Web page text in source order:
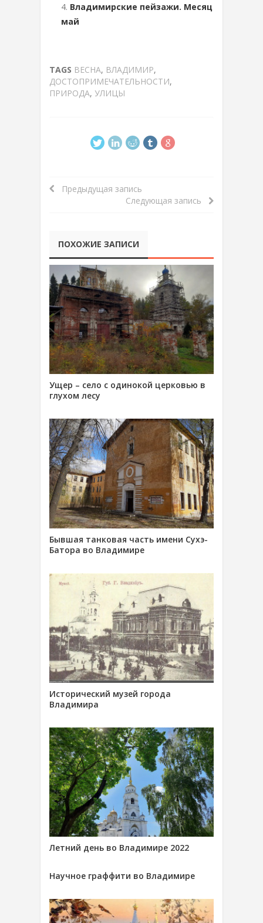
Владимирские пейзажи. Месяц
май
TAGS ВЕСНА, ВЛАДИМИР,
ДОСТОПРИМЕЧАТЕЛЬНОСТИ,
ПРИРОДА, УЛИЦЫ
Предыдущая запись
Следующая запись
ПОХОЖИЕ ЗАПИСИ
Ущер – село с одинокой церковью в
глухом лесу
Бывшая танковая часть имени Сухэ-
Батора во Владимире
Исторический музей города
Владимира
Летний день во Владимире 2022
Научное граффити во Владимире